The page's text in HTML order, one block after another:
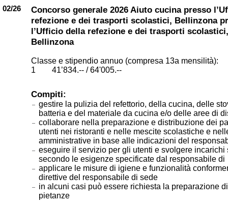
02/26
Concorso generale 2026 Aiuto cucina presso
refezione e dei trasporti scolastici, Bellinzona
l’Ufficio della refezione e dei trasporti scolastici,
Bellinzona
Classe e stipendio annuo (compresa 13a mensilità):
1 41’834.-- / 64'005.--
Compiti:
gestire la pulizia del refettorio, della cucina, delle
batteria e del materiale da cucina e/o delle aree di
collaborare nella preparazione e distribuzione dei
utenti nei ristoranti e nelle mescite scolastiche e
amministrative in base alle indicazioni del
eseguire il servizio per gli utenti e svolgere incarichi
secondo le esigenze specificate dal responsabile
applicare le misure di igiene e funzionalità
direttive del responsabile di sede
in alcuni casi può essere richiesta la preparazione
pietanze